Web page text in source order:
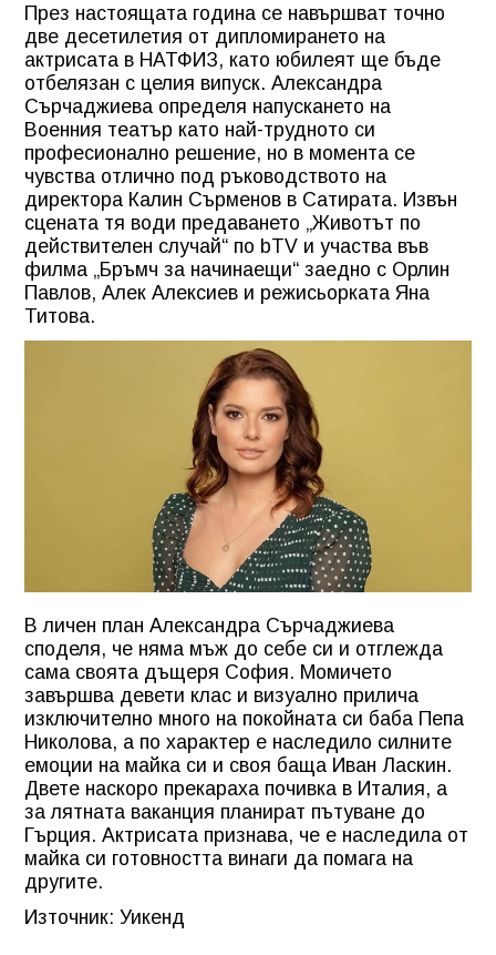
През настоящата година се навършват точно
две десетилетия от дипломирането на
актрисата в НАТФИЗ, като юбилеят ще бъде
отбелязан с целия випуск. Александра
Сърчаджиева определя напускането на
Военния театър като най-трудното си
професионално решение, но в момента се
чувства отлично под ръководството на
директора Калин Сърменов в Сатирата. Извън
сцената тя води предаването „Животът по
действителен случай“ по bTV и участва във
филма „Бръмч за начинаещи“ заедно с Орлин
Павлов, Алек Алексиев и режисьорката Яна
Титова.
В личен план Александра Сърчаджиева
споделя, че няма мъж до себе си и отглежда
сама своята дъщеря София. Момичето
завършва девети клас и визуално прилича
изключително много на покойната си баба Пепа
Николова, а по характер е наследило силните
емоции на майка си и своя баща Иван Ласкин.
Двете наскоро прекараха почивка в Италия, а
за лятната ваканция планират пътуване до
Гърция. Актрисата признава, че е наследила от
майка си готовността винаги да помага на
другите.
Източник: Уикенд